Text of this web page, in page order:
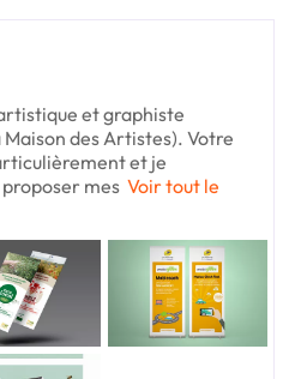
et graphiste
des Artistes). Votre
et je
mes Voir tout le